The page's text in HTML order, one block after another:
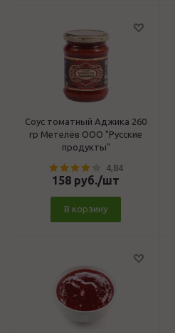
Соус томатный Аджика 260
гр Метелёв ООО "Русские
продукты"
4,84
158 руб./шт
В корзину